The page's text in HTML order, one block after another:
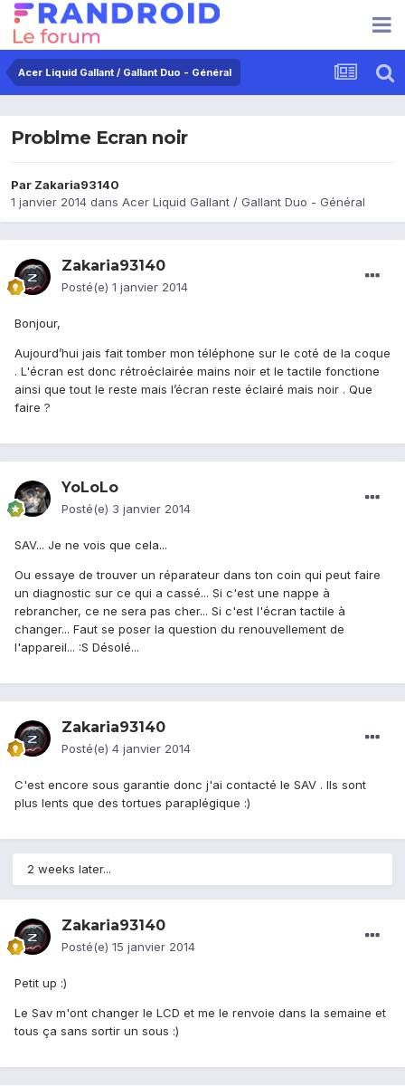
Acer Liquid Gallant / Gallant Duo - Général
Problme Ecran noir
Par Zakaria93140
1 janvier 2014 dans Acer Liquid Gallant / Gallant Duo - Général
Zakaria93140
Posté(e) 1 janvier 2014
Bonjour,
Aujourd’hui jais fait tomber mon téléphone sur le coté de la coque
. L'écran est donc rétroéclairée mains noir et le tactile fonctione
ainsi que tout le reste mais l’écran reste éclairé mais noir . Que
faire ?
YoLoLo
Posté(e) 3 janvier 2014
SAV... Je ne vois que cela...
Ou essaye de trouver un réparateur dans ton coin qui peut faire
un diagnostic sur ce qui a cassé... Si c'est une nappe à
rebrancher, ce ne sera pas cher... Si c'est l'écran tactile à
changer... Faut se poser la question du renouvellement de
l'appareil... :S Désolé...
Zakaria93140
Posté(e) 4 janvier 2014
C'est encore sous garantie donc j'ai contacté le SAV . Ils sont
plus lents que des tortues paraplégique :)
2 weeks later...
Zakaria93140
Posté(e) 15 janvier 2014
Petit up :)
Le Sav m'ont changer le LCD et me le renvoie dans la semaine et
tous ça sans sortir un sous :)